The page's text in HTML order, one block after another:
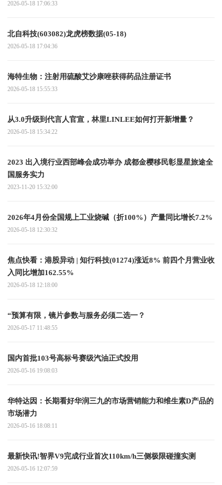
2026-05-18 17:06:33
北自科技(603082)龙虎榜数据(05-18)
2026-05-18 17:04:36
海特生物：注射用硫酸艾沙康唑获得药品注册证书
2026-05-18 15:55:33
从3.0升级到代言人官宣，林里LINLEE如何打开新增量？
2026-05-18 15:34:22
2023 出入境行业西部峰会成功举办 成都金樱移民彰显星旅途全
国服务实力
2023-11-20 15:32:00
2026年4月份全国规上工业烧碱（折100%）产量同比增长7.2%
2026-05-18 12:30:32
焦点快看：港股异动 | 知行科技(01274)涨近8% 前四个月营业收
入同比增加162.55%
2026-05-18 12:18:00
“预算有限，镜片参数与服务必须二选一？
2026-05-17 11:48:55
国内首批103号高标号赛级汽油正式投用
2026-05-16 19:08:03
华特达因：长期看好华润三九的市场营销能力和维生素D产品的
市场潜力
2026-05-16 18:08:11
最新快讯!智界V9完成行业首次110km/h三侧极限碰撞实测
2026-05-16 12:07:59